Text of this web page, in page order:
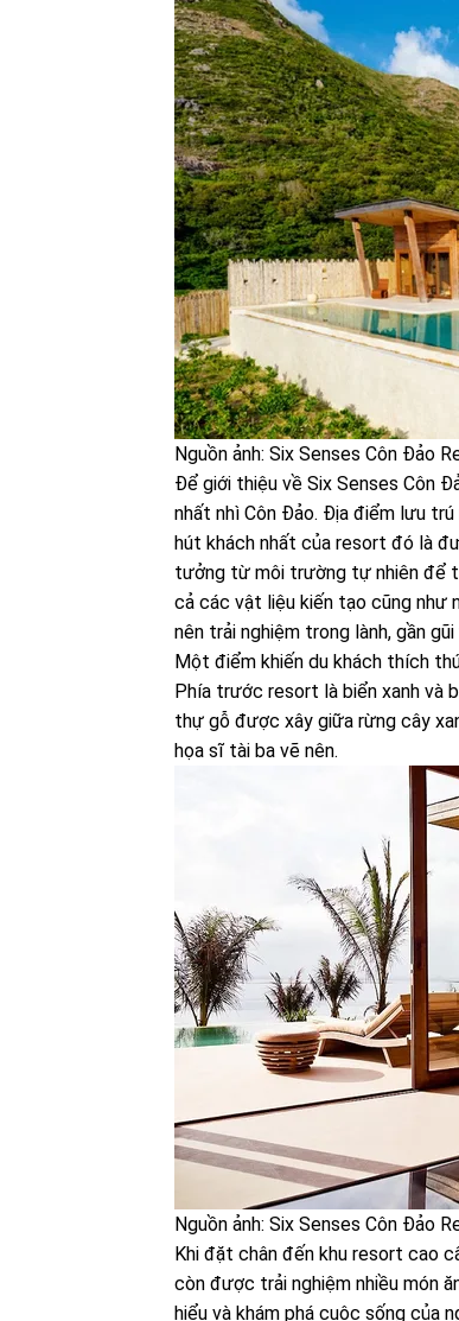
Nguồn ảnh: Six Senses Côn Đảo
Để giới thiệu về Six Senses Côn
nhất nhì Côn Đảo. Địa điểm lưu
hút khách nhất của resort đó là
tưởng từ môi trường tự nhiên để
cả các vật liệu kiến tạo cũng như
nên trải nghiệm trong lành, gần
Một điểm khiến du khách thích
Phía trước resort là biển xanh và
thự gỗ được xây giữa rừng cây
họa sĩ tài ba vẽ nên.
Nguồn ảnh: Six Senses Côn Đảo
Khi đặt chân đến khu resort cao
còn được trải nghiệm nhiều món
hiểu và khám phá cuộc sống của